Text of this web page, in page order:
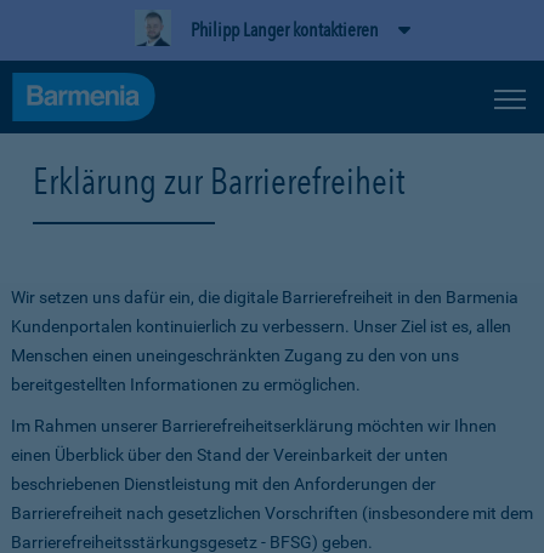
Philipp Langer kontaktieren
Erklärung zur Barrierefreiheit
Wir setzen uns dafür ein, die digitale Barrierefreiheit in den Barmenia
Kundenportalen kontinuierlich zu verbessern. Unser Ziel ist es, allen
Menschen einen uneingeschränkten Zugang zu den von uns
bereitgestellten Informationen zu ermöglichen.
Im Rahmen unserer Barrierefreiheitserklärung möchten wir Ihnen
einen Überblick über den Stand der Vereinbarkeit der unten
beschriebenen Dienstleistung mit den Anforderungen der
Barrierefreiheit nach gesetzlichen Vorschriften (insbesondere mit dem
Barrierefreiheitsstärkungsgesetz - BFSG) geben.